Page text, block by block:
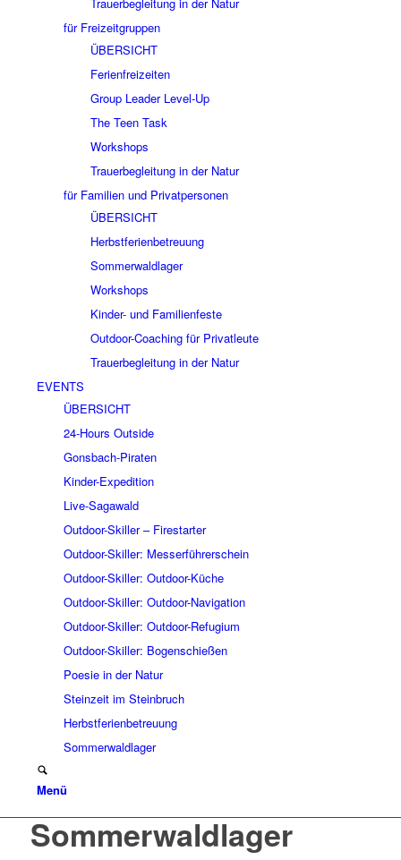
für Freizeitgruppen
ÜBERSICHT
Ferienfreizeiten
Group Leader Level-Up
The Teen Task
Workshops
Trauerbegleitung in der Natur
für Familien und Privatpersonen
ÜBERSICHT
Herbstferienbetreuung
Sommerwaldlager
Workshops
Kinder- und Familienfeste
Outdoor-Coaching für Privatleute
Trauerbegleitung in der Natur
EVENTS
ÜBERSICHT
24-Hours Outside
Gonsbach-Piraten
Kinder-Expedition
Live-Sagawald
Outdoor-Skiller – Firestarter
Outdoor-Skiller: Messerführerschein
Outdoor-Skiller: Outdoor-Küche
Outdoor-Skiller: Outdoor-Navigation
Outdoor-Skiller: Outdoor-Refugium
Outdoor-Skiller: Bogenschießen
Poesie in der Natur
Steinzeit im Steinbruch
Herbstferienbetreuung
Sommerwaldlager
Menü
Sommerwaldlager